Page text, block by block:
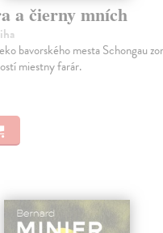
a čierny mních
bavorského mesta Schongau
miestny farár.